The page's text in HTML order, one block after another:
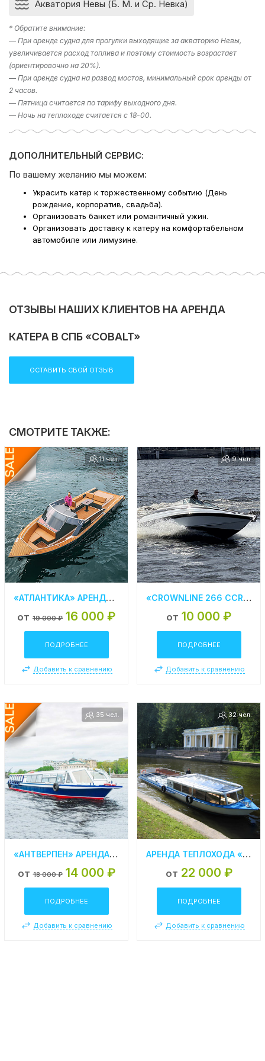
Спешите заказать свою аренду сейчас, ведь это именно
На борту:
-аудио система
-уютные пледы
Причал: Набережная реки Мойки 49.
Если у вас остался вопрос “Какое направление
раздел фотогалерея, где указаны некоторые
направления. Либо наш менеджер предложит вам
варианты исходя из ваших пожеланий – просто наберите
телефон в шапке сайта!
Компания Ру-Чартерс всегда рада предложить вам
аренду яхты в СПб, ждем вас на борту!
Акватория Невы (Б. М. и Ср. Невка)
* Обратите внимание:
— При аренде судна для прогулки выходящие за акваторию Невы,
увеличивается расход топлива и поэтому стоимость возрастает
(ориентировочно на 20%).
— При аренде судна на развод мостов, минимальный срок аренды от
2 часов.
— Пятница считается по тарифу выходного дня.
— Ночь на теплоходе считается с 18-00.
ДОПОЛНИТЕЛЬНЫЙ СЕРВИС:
По вашему желанию мы можем:
Украсить катер к торжественному событию (День
рождение, корпоратив, свадьба).
Организовать банкет или романтичный ужин.
Организовать доставку к катеру на комфортабельном
автомобиле или лимузине.
ОТЗЫВЫ НАШИХ КЛИЕНТОВ НА АРЕНДА
КАТЕРА В СПБ «COBALT»
ОСТАВИТЬ СВОЙ ОТЗЫВ
СМОТРИТЕ ТАКЖЕ:
11 чел.
«АТЛАНТИКА» АРЕНДА КАТЕРА В СПБ
от 19 000 ₽ 16 000 ₽
ПОДРОБНЕЕ
Добавить к сравнению
9 чел.
«CROWNLINE 266 CCR» АРЕНДА КАТЕРА В СПБ
от 10 000 ₽
ПОДРОБНЕЕ
Добавить к сравнению
35 чел.
«АНТВЕРПЕН» АРЕНДА ТЕПЛОХОДА В СПБ
от 18 000 ₽ 14 000 ₽
ПОДРОБНЕЕ
Добавить к сравнению
32 чел.
АРЕНДА ТЕПЛОХОДА «АТАМАН» В САНКТ- ПЕТЕРБУРГЕ
от 22 000 ₽
ПОДРОБНЕЕ
Добавить к сравнению